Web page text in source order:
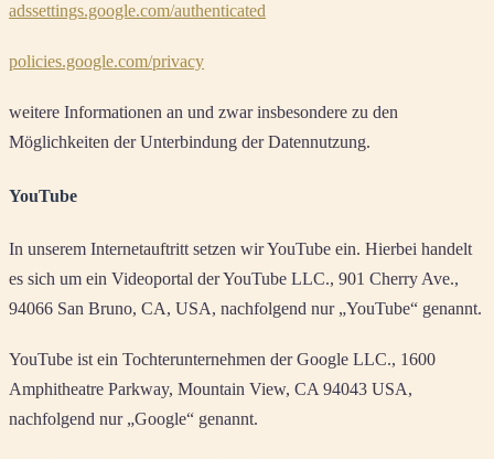
adssettings.google.com/authenticated
policies.google.com/privacy
weitere Informationen an und zwar insbesondere zu den
Möglichkeiten der Unterbindung der Datennutzung.
YouTube
In unserem Internetauftritt setzen wir YouTube ein. Hierbei handelt
es sich um ein Videoportal der YouTube LLC., 901 Cherry Ave.,
94066 San Bruno, CA, USA, nachfolgend nur „YouTube“ genannt.
YouTube ist ein Tochterunternehmen der Google LLC., 1600
Amphitheatre Parkway, Mountain View, CA 94043 USA,
nachfolgend nur „Google“ genannt.